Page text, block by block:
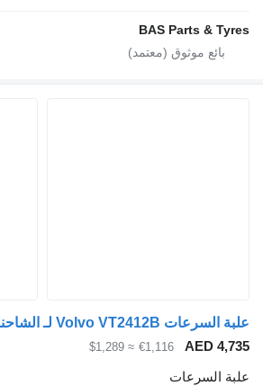
BAS Parts &
AED
€1,116
≈ $1,289
السرعات